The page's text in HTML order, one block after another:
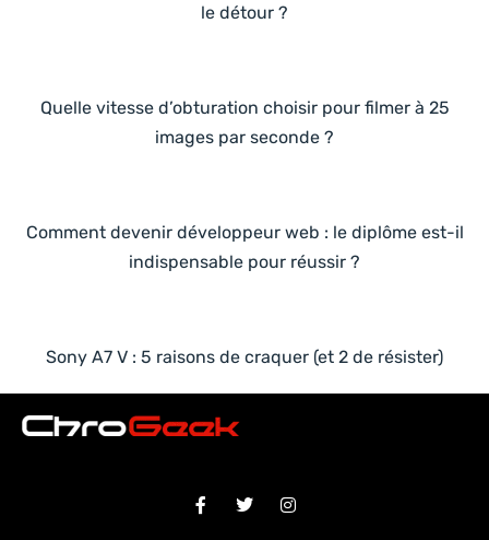
le détour ?
Quelle vitesse d’obturation choisir pour filmer à 25
images par seconde ?
Comment devenir développeur web : le diplôme est-il
indispensable pour réussir ?
Sony A7 V : 5 raisons de craquer (et 2 de résister)